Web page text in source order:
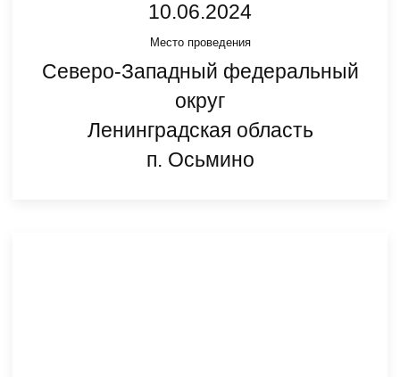
10.06.2024
Место проведения
Северо-Западный федеральный
округ
Ленинградская область
п. Осьмино